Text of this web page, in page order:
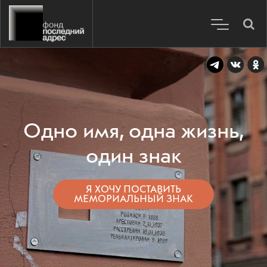
Одно имя, одна жизнь,
один знак
Я ХОЧУ ПОСТАВИТЬ
МЕМОРИАЛЬНЫЙ ЗНАК